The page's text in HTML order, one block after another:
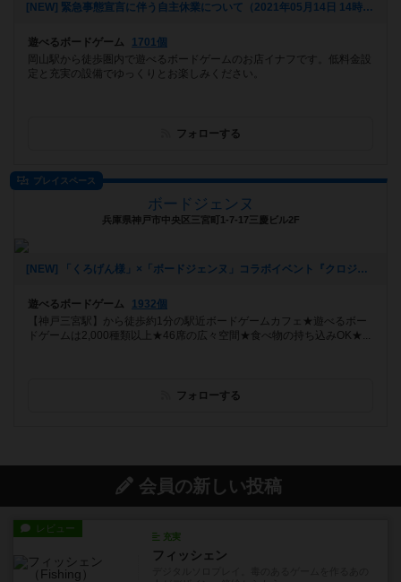
[NEW] 緊急事態宣言に伴う自主休業について（2021年05月14日 14時23分）
遊べるボードゲーム
1701個
岡山駅から徒歩圏内で遊べるボードゲームのお店イナフです。低料金設
定と充実の設備でゆっくりとお楽しみください。
フォローする
プレイスペース
ボードジェンヌ
兵庫県神戸市中央区三宮町1-7-17三慶ビル2F
[NEW] 「くろげん様」×「ボードジェンヌ」コラボイベント『クロジェンヌ会』（2021年02月13日 14時21分）
遊べるボードゲーム
1932個
【神戸三宮駅】から徒歩約1分の駅近ボードゲームカフェ★遊べるボー
ドゲームは2,000種類以上★46席の広々空間★食べ物の持ち込みOK★...
フォローする
会員の新しい投稿
レビュー
充実
フィッシェン